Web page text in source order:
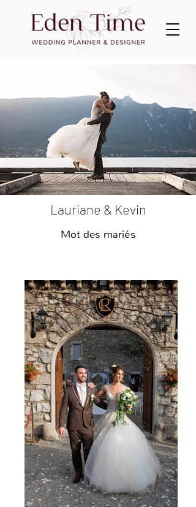
Lauriane & Kevin
Mot des mariés